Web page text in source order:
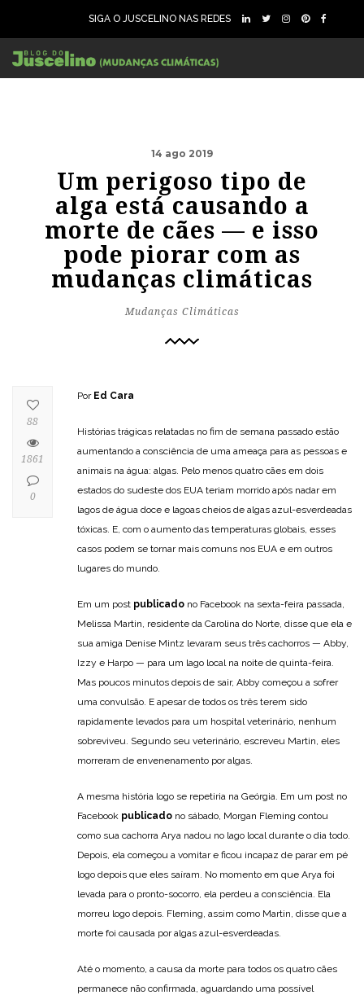
SIGA O JUSCELINO NAS REDES
14 ago 2019
Um perigoso tipo de
alga está causando a
morte de cães — e isso
pode piorar com as
mudanças climáticas
Mudanças Climáticas
Por Ed Cara
Histórias trágicas relatadas no fim de semana passado estão
aumentando a consciência de uma ameaça para as pessoas e
animais na água: algas. Pelo menos quatro cães em dois
estados do sudeste dos EUA teriam morrido após nadar em
lagos de água doce e lagoas cheios de algas azul-esverdeadas
tóxicas. E, com o aumento das temperaturas globais, esses
casos podem se tornar mais comuns nos EUA e em outros
lugares do mundo.
Em um post publicado no Facebook na sexta-feira passada,
Melissa Martin, residente da Carolina do Norte, disse que ela e
sua amiga Denise Mintz levaram seus três cachorros — Abby,
Izzy e Harpo — para um lago local na noite de quinta-feira.
Mas poucos minutos depois de sair, Abby começou a sofrer
uma convulsão. E apesar de todos os três terem sido
rapidamente levados para um hospital veterinário, nenhum
sobreviveu. Segundo seu veterinário, escreveu Martin, eles
morreram de envenenamento por algas.
A mesma história logo se repetiria na Geórgia. Em um post no
Facebook publicado no sábado, Morgan Fleming contou
como sua cachorra Arya nadou no lago local durante o dia todo.
Depois, ela começou a vomitar e ficou incapaz de parar em pé
logo depois que eles saíram. No momento em que Arya foi
levada para o pronto-socorro, ela perdeu a consciência. Ela
morreu logo depois. Fleming, assim como Martin, disse que a
morte foi causada por algas azul-esverdeadas.
Até o momento, a causa da morte para todos os quatro cães
permanece não confirmada, aguardando uma possível
88
1861
0